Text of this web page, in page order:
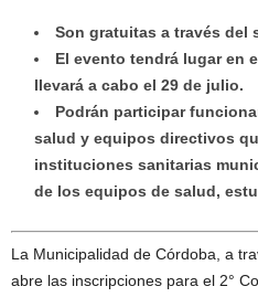
Son gratuitas a través del
El evento tendrá lugar en
llevará a cabo el 29 de julio.
Podrán participar
salud y equipos directivos
instituciones sanitarias
de los equipos de salud,
La Municipalidad de Córdoba, a
abre las inscripciones para el 2°